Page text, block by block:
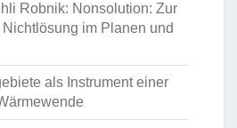
Robnik: Nonsolution: Zur
im Planen und
als Instrument einer